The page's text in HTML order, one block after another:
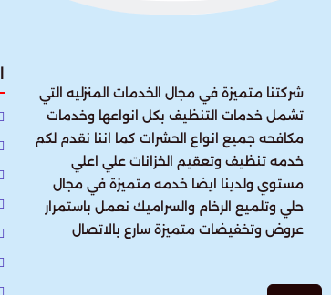
شركتنا متميزة في مجال الخدمات المنزليه التي
تشمل خدمات التنظيف بكل انواعها وخدمات
مكافحه جميع انواع الحشرات كما اننا نقدم لكم
خدمه تنظيف وتعقيم الخزانات علي اعلي
مستوي ولدينا ايضا خدمه متميزة في مجال
حلي وتلميع الرخام والسراميك نعمل باستمرار
عروض وتخفيضات متميزة سارع بالاتصال